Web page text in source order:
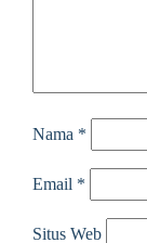
Nama *
Email *
Situs Web